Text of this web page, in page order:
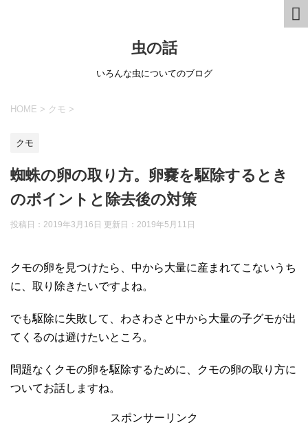
虫の話
いろんな虫についてのブログ
HOME > クモ >
クモ
蜘蛛の卵の取り方。卵嚢を駆除するとき
のポイントと除去後の対策
投稿日：2019年3月16日 更新日： 2019年5月11日
クモの卵を見つけたら、中から大量に産まれてこないうち
に、取り除きたいですよね。
でも駆除に失敗して、わさわさと中から大量の子グモが出
てくるのは避けたいところ。
問題なくクモの卵を駆除するために、クモの卵の取り方に
ついてお話しますね。
スポンサーリンク